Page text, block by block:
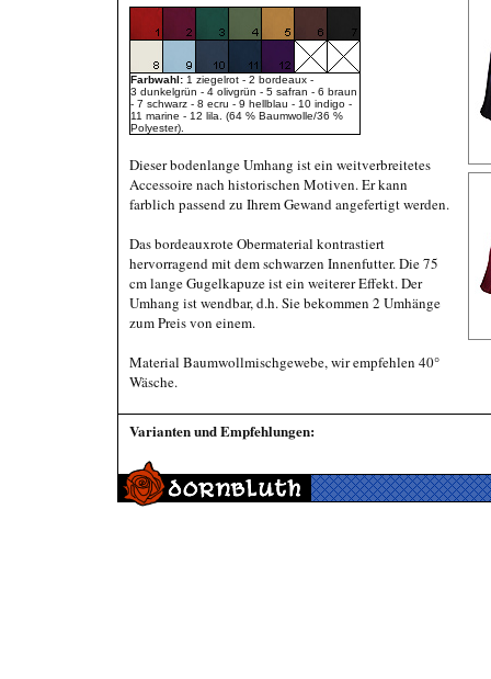
Farbwahl: 1 ziegelrot - 2 bordeaux -
3 dunkelgrün - 4 olivgrün - 5 safran - 6 braun
- 7 schwarz - 8 ecru - 9 hellblau - 10 indigo -
11 marine - 12 lila. (64 % Baumwolle/36 %
Polyester).
Dieser bodenlange Umhang ist ein weitverbreitetes
Accessoire nach historischen Motiven. Er kann
farblich passend zu Ihrem Gewand angefertigt werden.
Das bordeauxrote Obermaterial kontrastiert
hervorragend mit dem schwarzen Innenfutter. Die 75
cm lange Gugelkapuze ist ein weiterer Effekt. Der
Umhang ist wendbar, d.h. Sie bekommen 2 Umhänge
zum Preis von einem.
Material Baumwollmischgewebe, wir empfehlen 40°
Wäsche.
Varianten und Empfehlungen: